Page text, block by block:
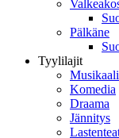
Pälkäne
Tyylilajit
Musikaali
Komedia
Draama
Jännitys